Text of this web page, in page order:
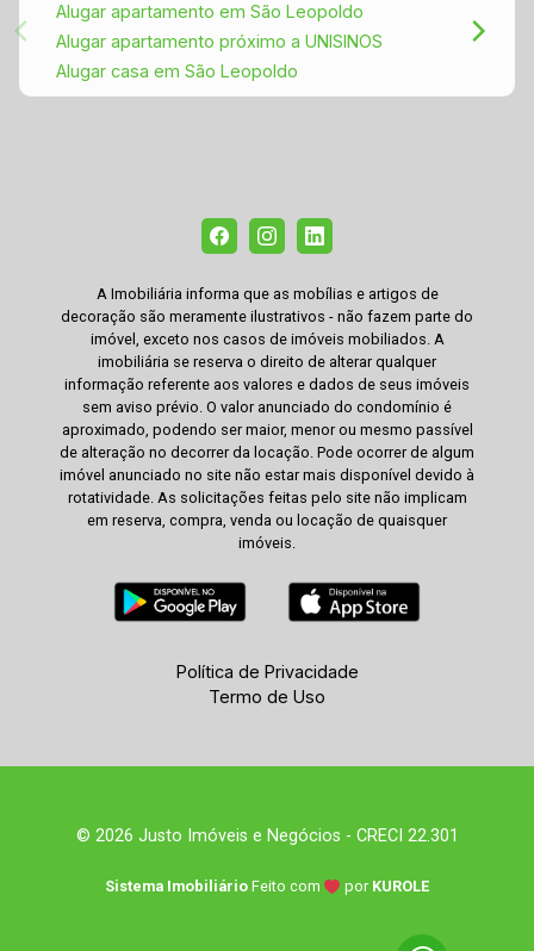
Alugar apartamento em São Leopoldo
Alugar apartamento próximo a UNISINOS
Alugar casa em São Leopoldo
A Imobiliária informa que as mobílias e artigos de
decoração são meramente ilustrativos - não fazem parte do
imóvel, exceto nos casos de imóveis mobiliados. A
imobiliária se reserva o direito de alterar qualquer
informação referente aos valores e dados de seus imóveis
sem aviso prévio. O valor anunciado do condomínio é
aproximado, podendo ser maior, menor ou mesmo passível
de alteração no decorrer da locação. Pode ocorrer de algum
imóvel anunciado no site não estar mais disponível devido à
rotatividade. As solicitações feitas pelo site não implicam
em reserva, compra, venda ou locação de quaisquer
imóveis.
Política de Privacidade
Termo de Uso
© 2026 Justo Imóveis e Negócios - CRECI 22.301
Sistema Imobiliário Feito com por KUROLE